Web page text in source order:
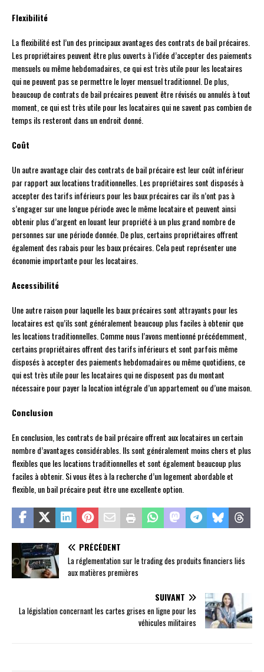
Flexibilité
La flexibilité est l’un des principaux avantages des contrats de bail précaires.
Les propriétaires peuvent être plus ouverts à l’idée d’accepter des paiements
mensuels ou même hebdomadaires, ce qui est très utile pour les locataires
qui ne peuvent pas se permettre le loyer mensuel traditionnel. De plus,
beaucoup de contrats de bail précaires peuvent être révisés ou annulés à tout
moment, ce qui est très utile pour les locataires qui ne savent pas combien de
temps ils resteront dans un endroit donné.
Coût
Un autre avantage clair des contrats de bail précaire est leur coût inférieur
par rapport aux locations traditionnelles. Les propriétaires sont disposés à
accepter des tarifs inférieurs pour les baux précaires car ils n’ont pas à
s’engager sur une longue période avec le même locataire et peuvent ainsi
obtenir plus d’argent en louant leur propriété à un plus grand nombre de
personnes sur une période donnée. De plus, certains propriétaires offrent
également des rabais pour les baux précaires. Cela peut représenter une
économie importante pour les locataires.
Accessibilité
Une autre raison pour laquelle les baux précaires sont attrayants pour les
locataires est qu’ils sont généralement beaucoup plus faciles à obtenir que
les locations traditionnelles. Comme nous l’avons mentionné précédemment,
certains propriétaires offrent des tarifs inférieurs et sont parfois même
disposés à accepter des paiements hebdomadaires ou même quotidiens, ce
qui est très utile pour les locataires qui ne disposent pas du montant
nécessaire pour payer la location intégrale d’un appartement ou d’une maison.
Conclusion
En conclusion, les contrats de bail précaire offrent aux locataires un certain
nombre d’avantages considérables. Ils sont généralement moins chers et plus
flexibles que les locations traditionnelles et sont également beaucoup plus
faciles à obtenir. Si vous êtes à la recherche d’un logement abordable et
flexible, un bail précaire peut être une excellente option.
PRÉCÉDENT
La réglementation sur le trading des produits financiers liés
aux matières premières
SUIVANT
La législation concernant les cartes grises en ligne pour les
véhicules militaires